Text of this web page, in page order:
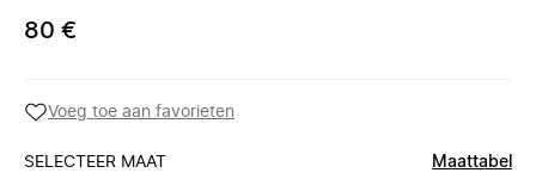
80 €
Voeg toe aan favorieten
SELECTEER MAAT Maattabel